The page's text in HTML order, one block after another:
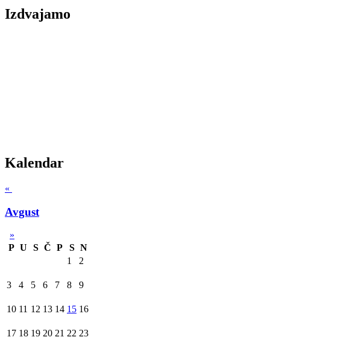
Izdvajamo
Kalendar
«
Avgust
»
P U S Č P S N
1
2
3 4 5 6 7 8 9
10 11 12 13 14 15 16
17 18 19 20 21 22 23